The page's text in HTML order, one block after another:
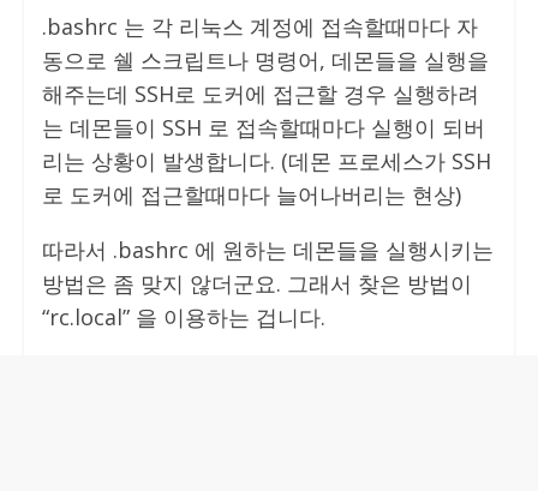
.bashrc 는 각 리눅스 계정에 접속할때마다 자
동으로 쉘 스크립트나 명령어, 데몬들을 실행을
해주는데 SSH로 도커에 접근할 경우 실행하려
는 데몬들이 SSH 로 접속할때마다 실행이 되버
리는 상황이 발생합니다. (데몬 프로세스가 SSH
로 도커에 접근할때마다 늘어나버리는 현상)
따라서 .bashrc 에 원하는 데몬들을 실행시키는
방법은 좀 맞지 않더군요. 그래서 찾은 방법이
“rc.local” 을 이용하는 겁니다.